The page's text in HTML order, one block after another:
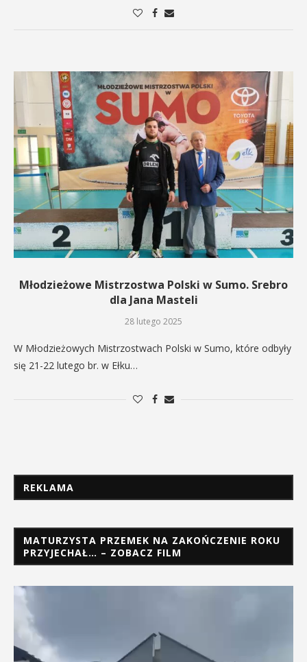
Młodzieżowe Mistrzostwa Polski w Sumo. Srebro
dla Jana Masteli
28 lutego 2025
W Młodzieżowych Mistrzostwach Polski w Sumo, które odbyły
się 21-22 lutego br. w Ełku…
REKLAMA
MATURZYSTA PRZEMEK NA ZAKOŃCZENIE ROKU
PRZYJECHAŁ… – ZOBACZ FILM
Odtwarzacz